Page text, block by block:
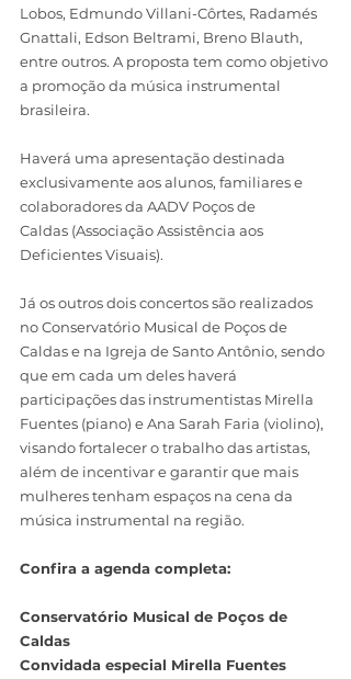
Lobos, Edmundo Villani-Côrtes, Radamés
Gnattali, Edson Beltrami, Breno Blauth,
entre outros. A proposta tem como objetivo
a promoção da música instrumental
brasileira.
Haverá uma apresentação destinada
exclusivamente aos alunos, familiares e
colaboradores da AADV Poços de
Caldas (Associação Assistência aos
Deficientes Visuais).
Já os outros dois concertos são realizados
no Conservatório Musical de Poços de
Caldas e na Igreja de Santo Antônio, sendo
que em cada um deles haverá
participações das instrumentistas Mirella
Fuentes (piano) e Ana Sarah Faria (violino),
visando fortalecer o trabalho das artistas,
além de incentivar e garantir que mais
mulheres tenham espaços na cena da
música instrumental na região.
Confira a agenda completa:
Conservatório Musical de Poços de
Caldas
Convidada especial Mirella Fuentes